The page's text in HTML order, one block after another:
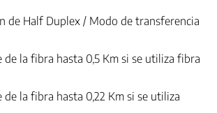
de Half Duplex / Modo de transferencia
de la fibra hasta 0,5 Km si se utiliza fibra
de la fibra hasta 0,22 Km si se utiliza